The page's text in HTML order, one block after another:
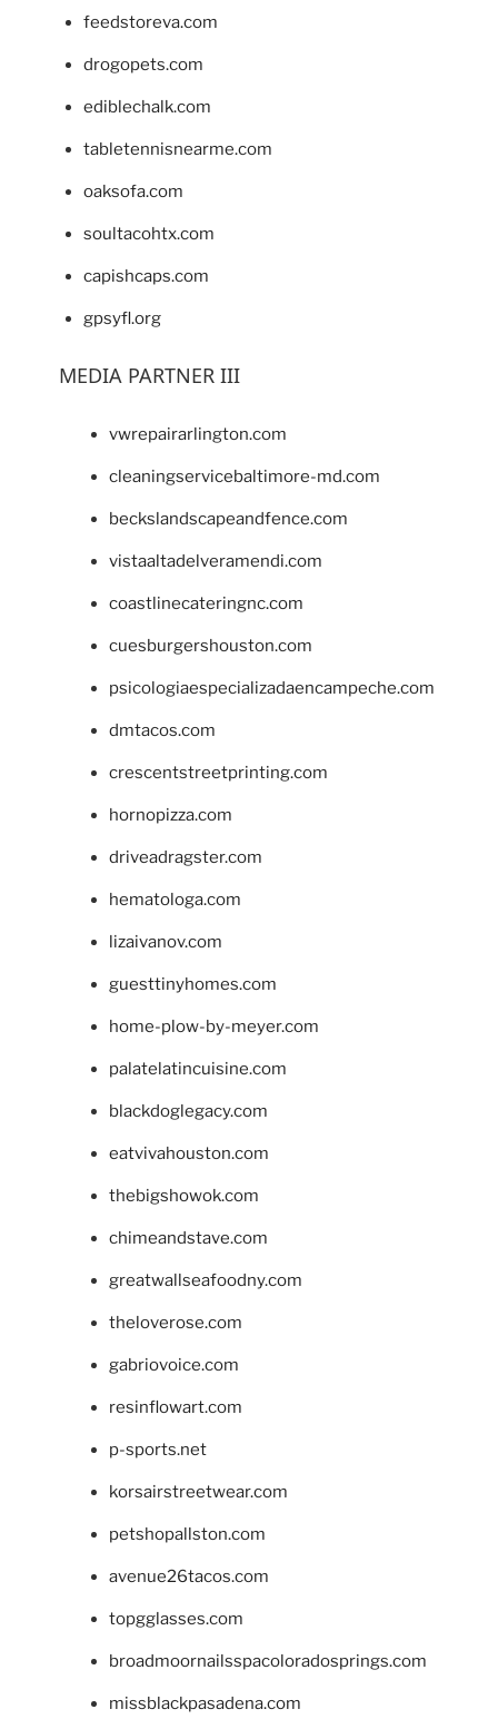
feedstoreva.com
drogopets.com
ediblechalk.com
tabletennisnearme.com
oaksofa.com
soultacohtx.com
capishcaps.com
gpsyfl.org
MEDIA PARTNER III
vwrepairarlington.com
cleaningservicebaltimore-md.com
beckslandscapeandfence.com
vistaaltadelveramendi.com
coastlinecateringnc.com
cuesburgershouston.com
psicologiaespecializadaencampeche.com
dmtacos.com
crescentstreetprinting.com
hornopizza.com
driveadragster.com
hematologa.com
lizaivanov.com
guesttinyhomes.com
home-plow-by-meyer.com
palatelatincuisine.com
blackdoglegacy.com
eatvivahouston.com
thebigshowok.com
chimeandstave.com
greatwallseafoodny.com
theloverose.com
gabriovoice.com
resinflowart.com
p-sports.net
korsairstreetwear.com
petshopallston.com
avenue26tacos.com
topgglasses.com
broadmoornailsspacoloradosprings.com
missblackpasadena.com